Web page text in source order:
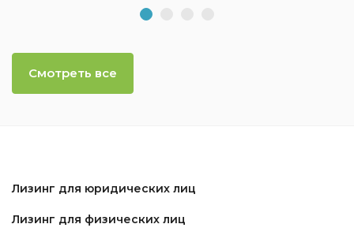
Смотреть все
Лизинг для юридических лиц
Лизинг для физических лиц